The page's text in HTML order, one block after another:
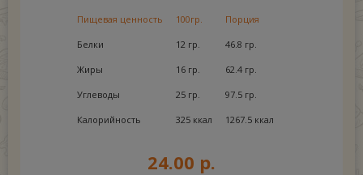
Пищевая ценность 100гр. Порция
Белки 12 гр. 46.8 гр.
Жиры 16 гр. 62.4 гр.
Углеводы 25 гр. 97.5 гр.
Калорийность 325 ккал 1267.5 ккал
24.00 р.